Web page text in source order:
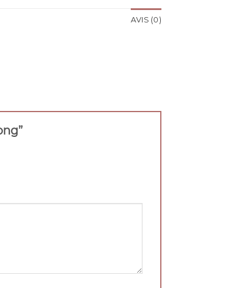
AVIS (0)